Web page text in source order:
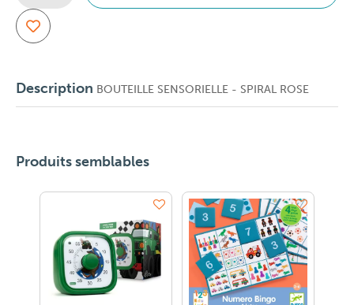
Description BOUTEILLE SENSORIELLE - SPIRAL ROSE
Produits semblables